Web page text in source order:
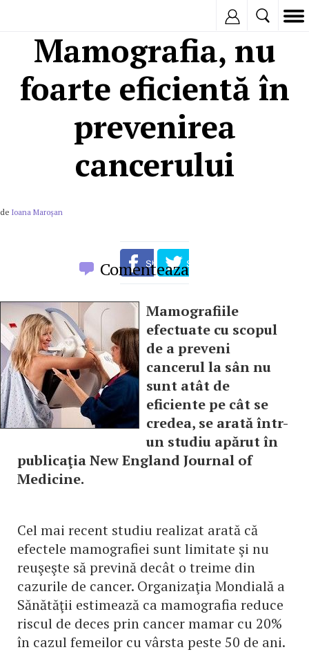
Mamografia, nu
foarte eficientă în
prevenirea
cancerului
de Ioana Maroşan
Comenteaza
Mamografiile
efectuate cu scopul
de a preveni
cancerul la sân nu
sunt atât de
eficiente pe cât se
credea, se arată într-
un studiu apărut în
publicaţia New England Journal of
Medicine.
Cel mai recent studiu realizat arată că
efectele mamografiei sunt limitate şi nu
reuşeşte să prevină decât o treime din
cazurile de cancer. Organizaţia Mondială a
Sănătăţii estimează ca mamografia reduce
riscul de deces prin cancer mamar cu 20%
în cazul femeilor cu vârsta peste 50 de ani.